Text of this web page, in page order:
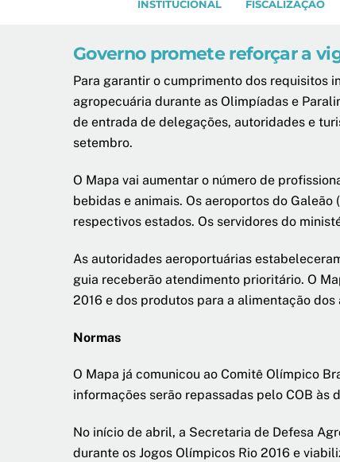
INSTITUCIONAL FISCALIZAÇÃO
Governo promete reforçar a
Para garantir o cumprimento dos requisitos
agropecuária durante as Olimpíadas e
de entrada de delegações, autoridades e
setembro.
O Mapa vai aumentar o número de
bebidas e animais. Os aeroportos do
respectivos estados. Os servidores do
As autoridades aeroportuárias
guia receberão atendimento prioritário. O
2016 e dos produtos para a alimentação dos
Normas
O Mapa já comunicou ao Comitê Olímpico
informações serão repassadas pelo COB
No início de abril, a Secretaria de Defesa
durante os Jogos Olímpicos Rio 2016 e